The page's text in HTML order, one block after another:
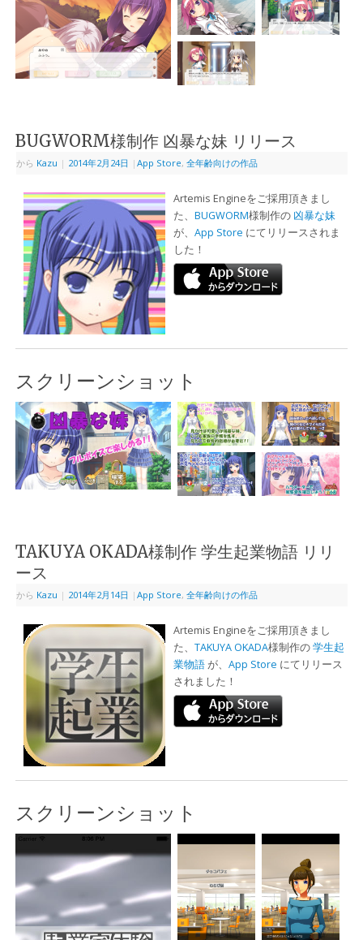
BUGWORM様制作 凶暴な妹 リリース
から Kazu | 2014年2月24日 | App Store, 全年齢向けの作品
Artemis Engineをご採用頂きまし
た、 BUGWORM様制作の 凶暴な妹
が、 App Store にてリリースされま
した！
スクリーンショット
TAKUYA OKADA様制作 学生起業物語 リリ
ース
から Kazu | 2014年2月14日 | App Store, 全年齢向けの作品
Artemis Engineをご採用頂きまし
た、 TAKUYA OKADA様制作の学生起
業物語が、 App Store にてリリース
されました！
スクリーンショット